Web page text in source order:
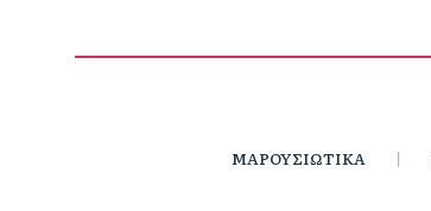
ΜΑΡΟΥΣΙΩΤΙΚΑ